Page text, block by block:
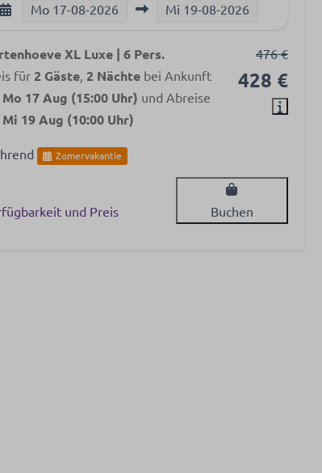
Mo 17-08-2026 Mi 19-08-2026
476 €
428 €
XL Luxe | 6 Pers.
für 2 Gäste, 2 Nächte bei Ankunft
Mo 17 Aug (15:00 Uhr) und Abreise
Mi 19 Aug (10:00 Uhr)
Zomervakantie
und Preis Buchen